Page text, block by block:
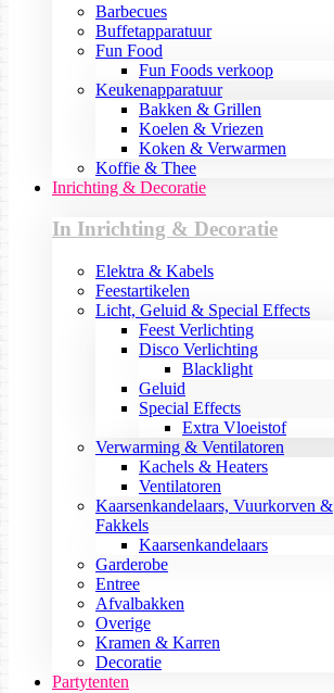
Barbecues
Buffetapparatuur
Fun Food
Fun Foods verkoop
Keukenapparatuur
Bakken & Grillen
Koelen & Vriezen
Koken & Verwarmen
Koffie & Thee
Inrichting & Decoratie
In Inrichting & Decoratie
Elektra & Kabels
Feestartikelen
Licht, Geluid & Special Effects
Feest Verlichting
Disco Verlichting
Blacklight
Geluid
Special Effects
Extra Vloeistof
Verwarming & Ventilatoren
Kachels & Heaters
Ventilatoren
Kaarsenkandelaars, Vuurkorven &
Fakkels
Kaarsenkandelaars
Garderobe
Entree
Afvalbakken
Overige
Kramen & Karren
Decoratie
Partytenten